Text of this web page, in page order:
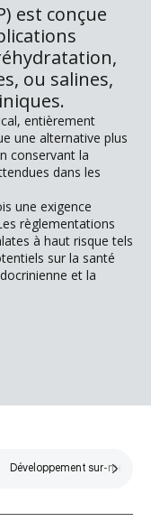
est conçue
ou salines,
entièrement
une alternative plus
conservant la
dans les
une exigence
règlementations
à haut risque tels
sur la santé
et la
Développement sur-mesure